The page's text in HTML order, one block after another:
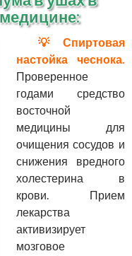
💡 Спиртовая
настойка чеснока.
Проверенное
годами средство
восточной
медицины для
очищения сосудов и
снижения вредного
холестерина в
крови. Прием
лекарства
активизирует
мозговое